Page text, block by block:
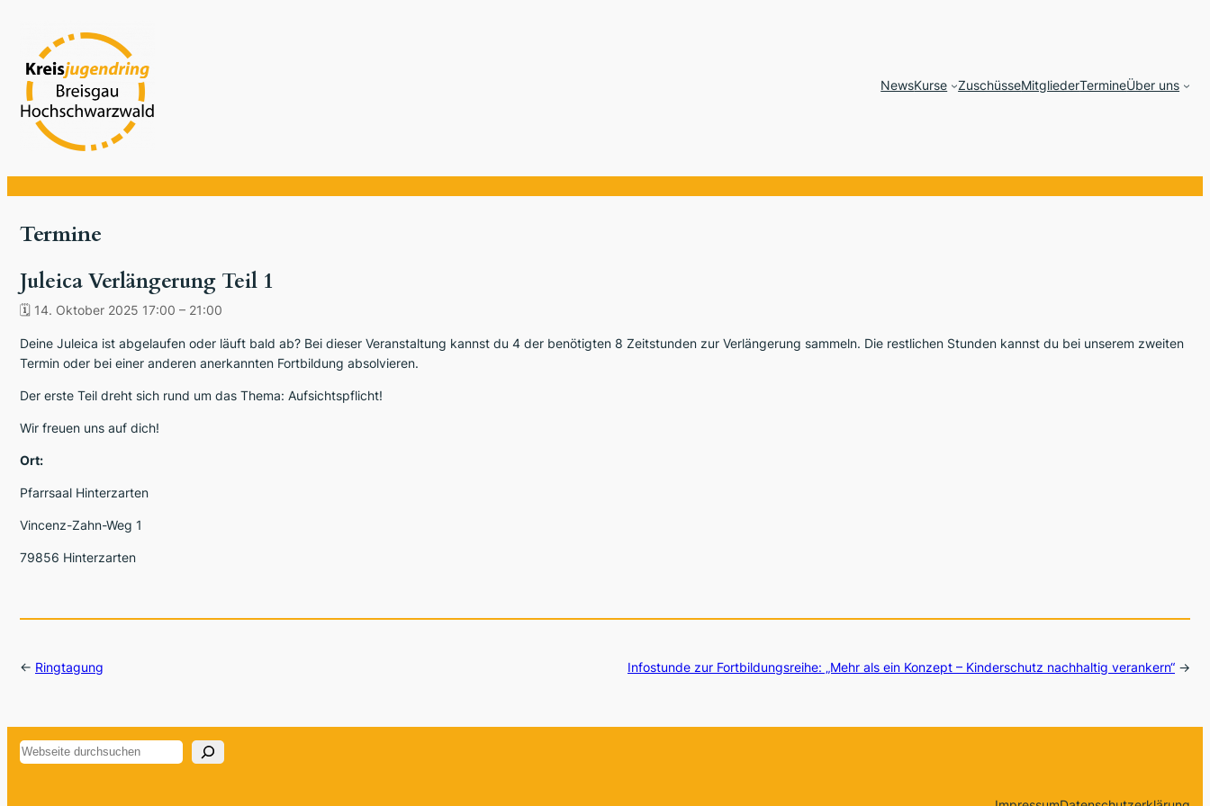
NewsKurse ZuschüsseMitgliederTermineÜber uns
Termine
Juleica Verlängerung Teil 1
🗓 14. Oktober 2025 17:00 – 21:00
Deine Juleica ist abgelaufen oder läuft bald ab? Bei dieser Veranstaltung kannst du 4 der benötigten 8 Zeitstunden zur Verlängerung sammeln. Die restlichen Stunden kannst du bei unserem zweiten
Termin oder bei einer anderen anerkannten Fortbildung absolvieren.
Der erste Teil dreht sich rund um das Thema: Aufsichtspflicht!
Wir freuen uns auf dich!
Ort:
Pfarrsaal Hinterzarten
Vincenz-Zahn-Weg 1
79856 Hinterzarten
← Ringtagung Infostunde zur Fortbildungsreihe: „Mehr als ein Konzept – Kinderschutz nachhaltig verankern“ →
Suchen